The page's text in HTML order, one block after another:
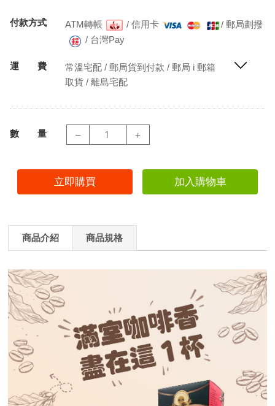
付款方式 ATM轉帳 / 信用卡 / 郵局劃撥
/ 台灣Pay
運 費
常溫宅配 / 郵局貨到付款 / 郵局 i 郵箱
取貨 / 離島宅配
數 量 – ＋
商品介紹 商品規格